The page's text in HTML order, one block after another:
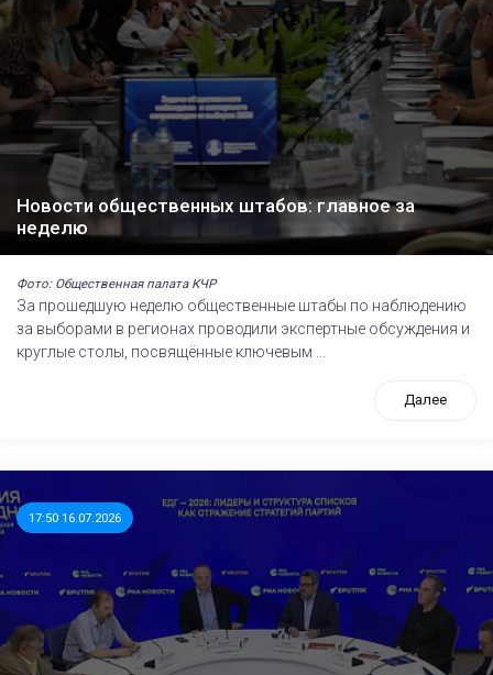
Новости общественных штабов: главное за
неделю
Фото: Общественная палата КЧР
За прошедшую неделю общественные штабы по наблюдению
за выборами в регионах проводили экспертные обсуждения и
круглые столы, посвящённые ключевым ...
Далее
17:50 16.07.2026